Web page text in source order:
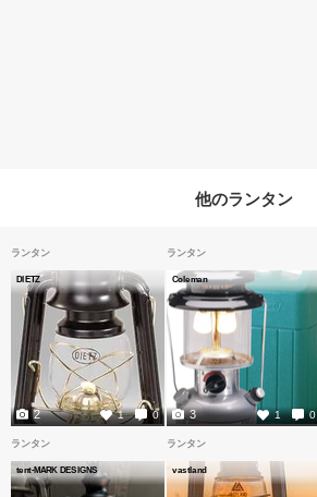
他のランタン
ランタン
DIETZ
1 0
2
ランタン
Coleman
1 0
3
ランタン
tent-MARK DESIGNS
ランタン
vastland